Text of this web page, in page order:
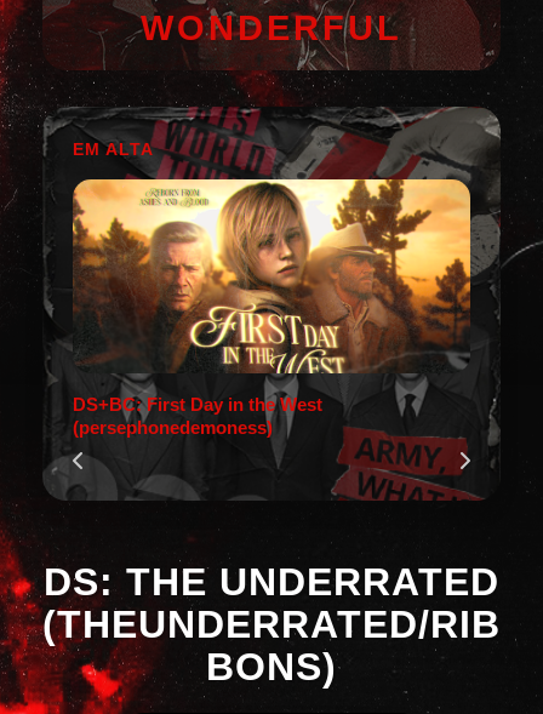
WONDERFUL
EM ALTA
DS+BC: First Day in the West
(persephonedemoness)
DS: THE UNDERRATED
(THEUNDERRATED/RIB
BONS)